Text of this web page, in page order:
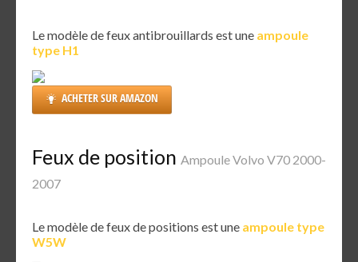
Le modèle de feux antibrouillards est une ampoule
type H1
ACHETER SUR AMAZON
Feux de position Ampoule Volvo V70 2000-
2007
Le modèle de feux de positions est une ampoule type
W5W